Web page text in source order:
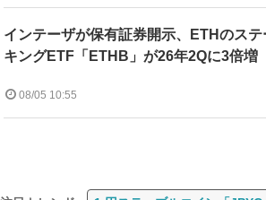
インテーザが保有証券開示、ETHのステ
キングETF「ETHB」が26年2Qに3倍増
08/05 10:55